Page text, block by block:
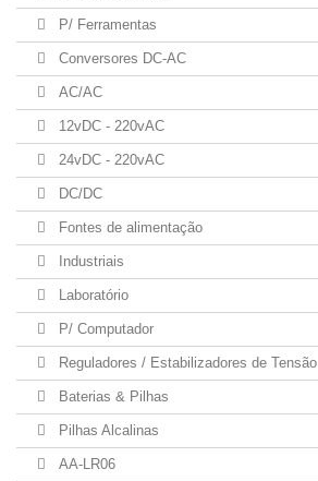
P/ Ferramentas
Conversores DC-AC
AC/AC
12vDC - 220vAC
24vDC - 220vAC
DC/DC
Fontes de alimentação
Industriais
Laboratório
P/ Computador
Reguladores / Estabilizadores de Tensão
Baterias & Pilhas
Pilhas Alcalinas
AA-LR06